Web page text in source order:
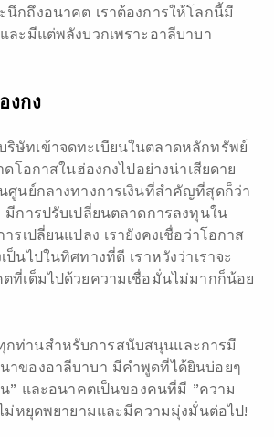
กถึงอนาคต เราต้องการให้โลกนี้มี
ละมีแต่พลังบวกเพราะอาลีบาบา
งกง
ษัทเข้าจดทะเบียนในตลาดหลักทรัพย์
ดโอกาสในฮ่องกงไปอย่างน่าเสียดาย
ศูนย์กลางทางการเงินที่สำคัญที่สุดก็ว่า
การปรับเปลี่ยนตลาดการลงทุนใน
รเปลี่ยนแปลง เรายังคงเชื่อว่าโอกาส
ป็นไปในทิศทางที่ดี เราหวังว่าเราจะ
ที่เต็มไปด้วยความเชื่อมั่นไม่มากก็น้อย
ท่านสำหรับการสนับสนุนและการมี
าของอาลีบาบา มีคำพูดที่ได้ยินบ่อยๆ
น” และอนาคตเป็นของคนที่มี ”ความ
ม่หยุดพยายามและมีความมุ่งมั่นต่อไป!